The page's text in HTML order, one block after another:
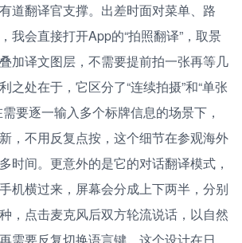
道翻译官支撑。出差时面对菜单、路
我会直接打开App的“拍照翻译”，取景
加译文图层，不需要提前拍一张再等几
之处在于，它区分了“连续拍摄”和“单张
要逐一输入多个标牌信息的场景下，
，不用反复点按，这个细节在参观海外
时间。更意外的是它的对话翻译模式，
机横过来，屏幕会分成上下两半，分别
，点击麦克风后双方轮流说话，以自然